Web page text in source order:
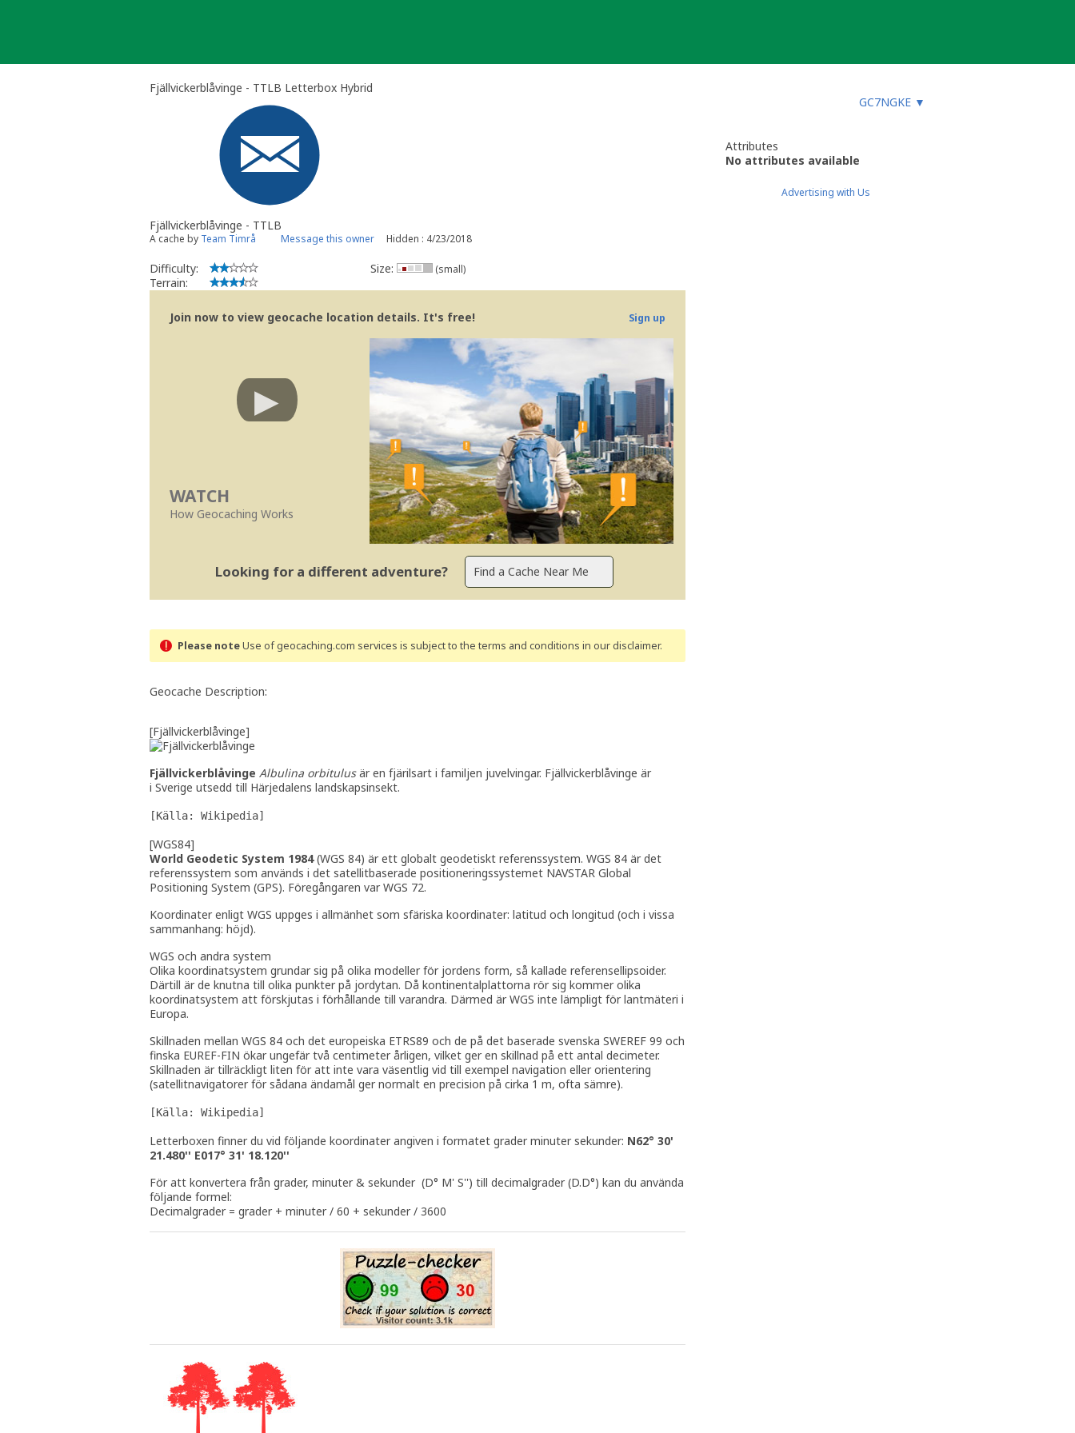
Fjällvickerblåvinge - TTLB Letterbox Hybrid
GC7NGKE ▼
Fjällvickerblåvinge - TTLB
A cache by Team Timrå Message this owner Hidden : 4/23/2018
Difficulty:
Terrain:
Size: (small)
Join now to view geocache location details. It's free! Sign up
WATCH
How Geocaching Works
Looking for a different adventure?
Please noteUse of geocaching.com services is subject to the terms and conditions in our disclaimer.
Geocache Description:
[Fjällvickerblåvinge]
Fjällvickerblåvinge Albulina orbitulusär en fjärilsart i familjen juvelvingar. Fjällvickerblåvinge är
i Sverige utsedd till Härjedalens landskapsinsekt.
[Källa: Wikipedia]
[WGS84]
World Geodetic System 1984(WGS 84) är ett globalt geodetiskt referenssystem. WGS 84 är det
referenssystem som används i det satellitbaserade positioneringssystemet NAVSTAR Global
Positioning System (GPS). Föregångaren var WGS 72.
Koordinater enligt WGS uppges i allmänhet som sfäriska koordinater: latitud och longitud (och i vissa
sammanhang: höjd).
WGS och andra system
Olika koordinatsystem grundar sig på olika modeller för jordens form, så kallade referensellipsoider.
Därtill är de knutna till olika punkter på jordytan. Då kontinentalplattorna rör sig kommer olika
koordinatsystem att förskjutas i förhållande till varandra. Därmed är WGS inte lämpligt för lantmäteri i
Europa.
Skillnaden mellan WGS 84 och det europeiska ETRS89 och de på det baserade svenska SWEREF 99 och
finska EUREF-FIN ökar ungefär två centimeter årligen, vilket ger en skillnad på ett antal decimeter.
Skillnaden är tillräckligt liten för att inte vara väsentlig vid till exempel navigation eller orientering
(satellitnavigatorer för sådana ändamål ger normalt en precision på cirka 1 m, ofta sämre).
[Källa: Wikipedia]
Letterboxen finner du vid följande koordinater angiven i formatet grader minuter sekunder: N62° 30'
21.480'' E017° 31' 18.120''
För att konvertera från grader, minuter & sekunder (D° M' S'') till decimalgrader (D.D°) kan du använda
följande formel:
Decimalgrader = grader + minuter / 60 + sekunder / 3600
Attributes
No attributes available
Advertising with Us